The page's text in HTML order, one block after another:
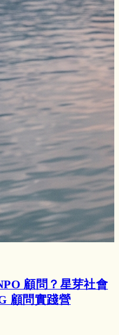
顧問？星芽社會
顧問實踐營